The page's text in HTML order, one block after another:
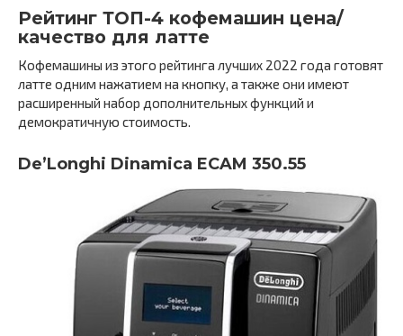
Рейтинг ТОП-4 кофемашин цена/
качество для латте
Кофемашины из этого рейтинга лучших 2022 года готовят
латте одним нажатием на кнопку, а также они имеют
расширенный набор дополнительных функций и
демократичную стоимость.
De’Longhi Dinamica ECAM 350.55